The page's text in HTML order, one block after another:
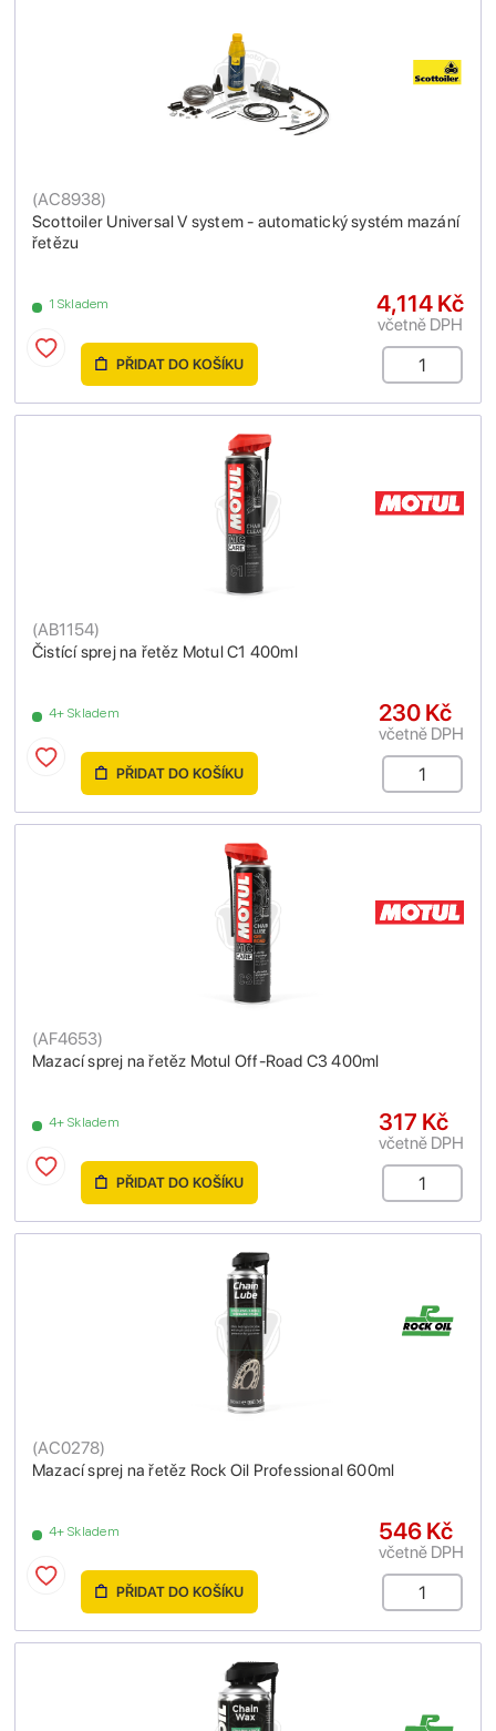
Scottoiler Universal V system - automatický systém mazání
řetězu
(AC8938)
1 Skladem 4,114 Kč
včetně DPH
PŘIDAT DO KOŠÍKU
Čistící sprej na řetěz Motul C1 400ml
(AB1154)
4+ Skladem 230 Kč
včetně DPH
PŘIDAT DO KOŠÍKU
Mazací sprej na řetěz Motul Off-Road C3 400ml
(AF4653)
4+ Skladem 317 Kč
včetně DPH
PŘIDAT DO KOŠÍKU
Mazací sprej na řetěz Rock Oil Professional 600ml
(AC0278)
4+ Skladem 546 Kč
včetně DPH
PŘIDAT DO KOŠÍKU